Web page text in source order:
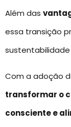
Além das
essa transição
Com a adoção
transformar o
consciente e